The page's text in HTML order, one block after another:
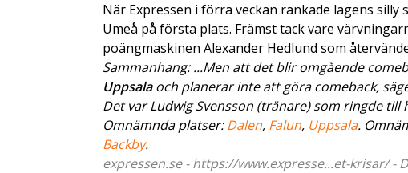
När Expressen i förra veckan rankade lagens
Umeå på första plats. Främst tack vare
poängmaskinen Alexander Hedlund som
Sammanhang: ...Men att det blir omgående
Uppsalaoch planerar inte att göra comeback,
Det var Ludwig Svensson (tränare) som ringde
Omnämnda platser:Dalen, Falun, Uppsala.
Backby.
expressen.se - https://www.expresse...et-krisar/ -